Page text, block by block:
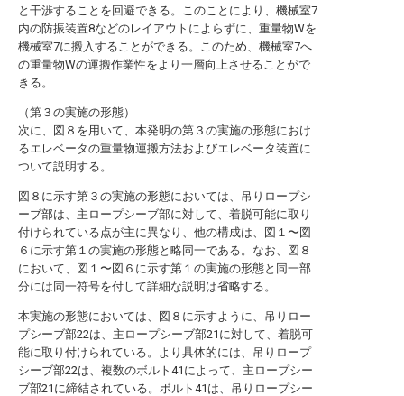
と干渉することを回避できる。このことにより、機械室7
内の防振装置8などのレイアウトによらずに、重量物Wを
機械室7に搬入することができる。このため、機械室7へ
の重量物Wの運搬作業性をより一層向上させることがで
きる。
（第３の実施の形態）
次に、図８を用いて、本発明の第３の実施の形態におけ
るエレベータの重量物運搬方法およびエレベータ装置に
ついて説明する。
図８に示す第３の実施の形態においては、吊りロープシ
ーブ部は、主ロープシーブ部に対して、着脱可能に取り
付けられている点が主に異なり、他の構成は、図１〜図
６に示す第１の実施の形態と略同一である。なお、図８
において、図１〜図６に示す第１の実施の形態と同一部
分には同一符号を付して詳細な説明は省略する。
本実施の形態においては、図８に示すように、吊りロー
プシーブ部22は、主ロープシーブ部21に対して、着脱可
能に取り付けられている。より具体的には、吊りロープ
シーブ部22は、複数のボルト41によって、主ロープシー
ブ部21に締結されている。ボルト41は、吊りロープシー